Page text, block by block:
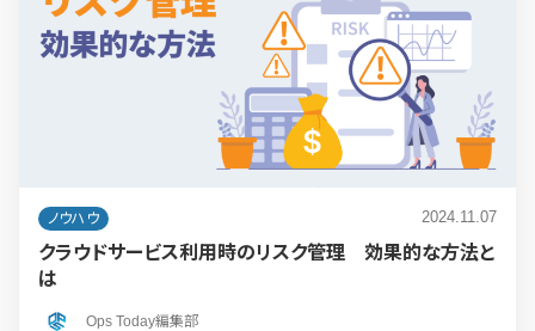
ノウハウ 2024.11.07
クラウドサービス利用時のリスク管理 効果的な方法と
は
Ops Today編集部